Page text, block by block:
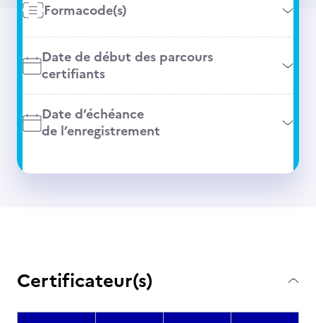
Formacode(s)
Date de début des parcours
certifiants
Date d’échéance
de l’enregistrement
Certificateur(s)